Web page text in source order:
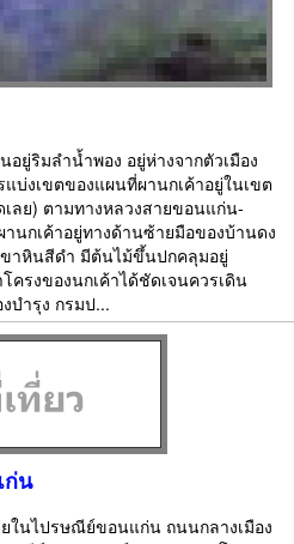
อยู่ริมลำน้ำพอง อยู่ห่างจากตัวเมือง
บ่งเขตของแผนที่ผานกเค้าอยู่ในเขต
ลย) ตามทางหลวงสายขอนแก่น-
นกเค้าอยู่ทางด้านซ้ายมือของบ้านดง
าหินสีดำ มีต้นไม้ขึ้นปกคลุมอยู่
ครงของนกเค้าได้ชัดเจนควรเดิน
บำรุง กรมป...
น
นไปรษณีย์ขอนแก่น ถนนกลางเมือง